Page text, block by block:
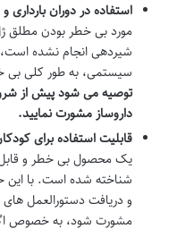
استفاده در دوران
مورد بی خطر بودن مطلق
شیردهی انجام نشده
سیستمی، به طور کلی بی
توصیه می شود پیش از
داروساز مشورت نمایید.
قابلیت استفاده برای
یک محصول بی خطر و قابل
شناخته شده است. با این
و دریافت دستورالعمل
مشورت شود، به خصوص